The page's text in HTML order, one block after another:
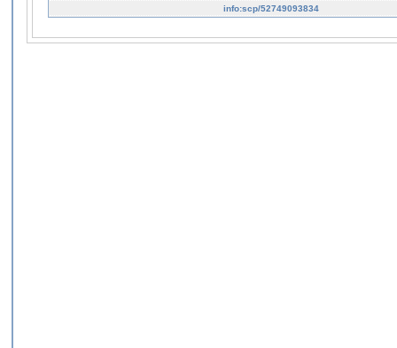
info:scp/52749093834